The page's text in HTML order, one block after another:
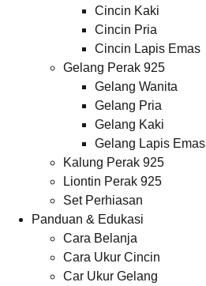
Cincin Kaki
Cincin Pria
Cincin Lapis Emas
Gelang Perak 925
Gelang Wanita
Gelang Pria
Gelang Kaki
Gelang Lapis Emas
Kalung Perak 925
Liontin Perak 925
Set Perhiasan
Panduan & Edukasi
Cara Belanja
Cara Ukur Cincin
Car Ukur Gelang